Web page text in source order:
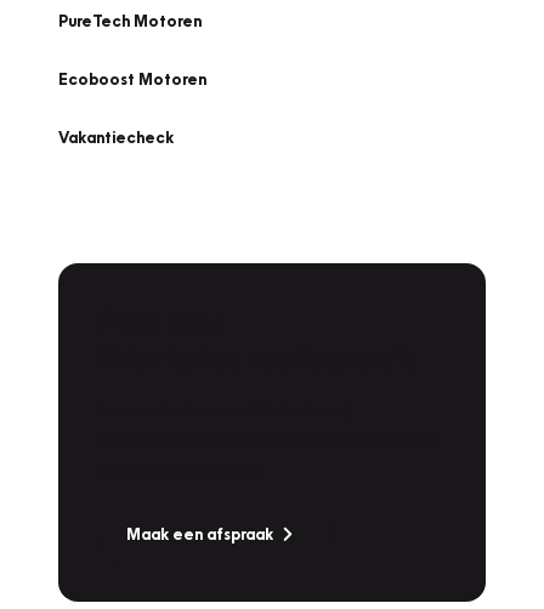
PureTech Motoren
Ecoboost Motoren
Vakantiecheck
Maak een afspraak